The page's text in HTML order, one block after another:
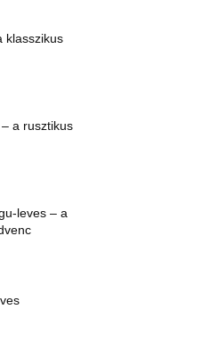
klasszikus
a rusztikus
leves – a